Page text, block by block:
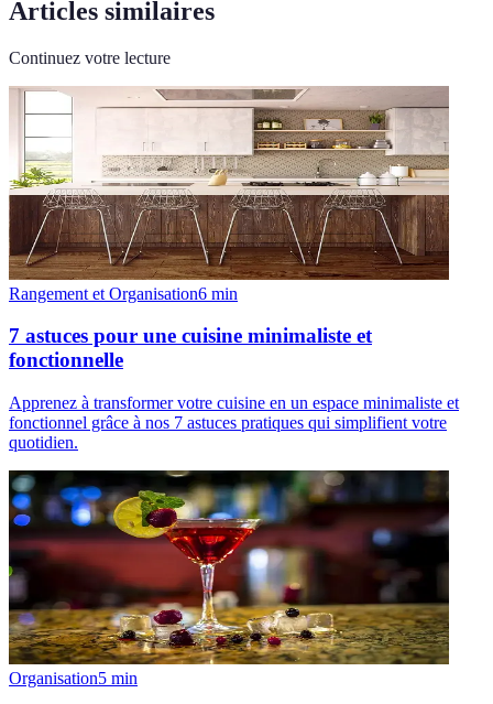
Articles similaires
Continuez votre lecture
Rangement et Organisation6 min
7 astuces pour une cuisine minimaliste et
fonctionnelle
Apprenez à transformer votre cuisine en un espace minimaliste et
fonctionnel grâce à nos 7 astuces pratiques qui simplifient votre
quotidien.
Organisation5 min